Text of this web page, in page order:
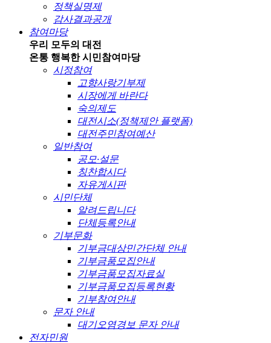
정책실명제
감사결과공개
참여마당
우리 모두의 대전
온통 행복한 시민참여마당
시정참여
고향사랑기부제
시장에게 바란다
숙의제도
대전시소(정책제안 플랫폼)
대전주민참여예산
일반참여
공모·설문
칭찬합시다
자유게시판
시민단체
알려드립니다
단체등록안내
기부문화
기부금대상민간단체 안내
기부금품모집안내
기부금품모집자료실
기부금품모집등록현황
기부참여안내
문자 안내
대기오염경보 문자 안내
전자민원